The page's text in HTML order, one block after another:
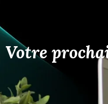
Votre